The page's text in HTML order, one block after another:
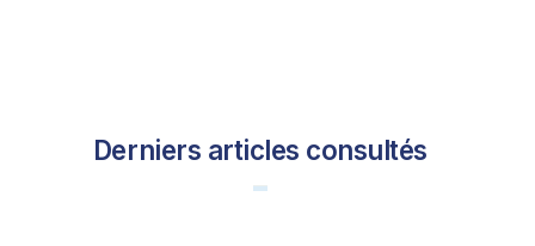
Derniers articles consultés